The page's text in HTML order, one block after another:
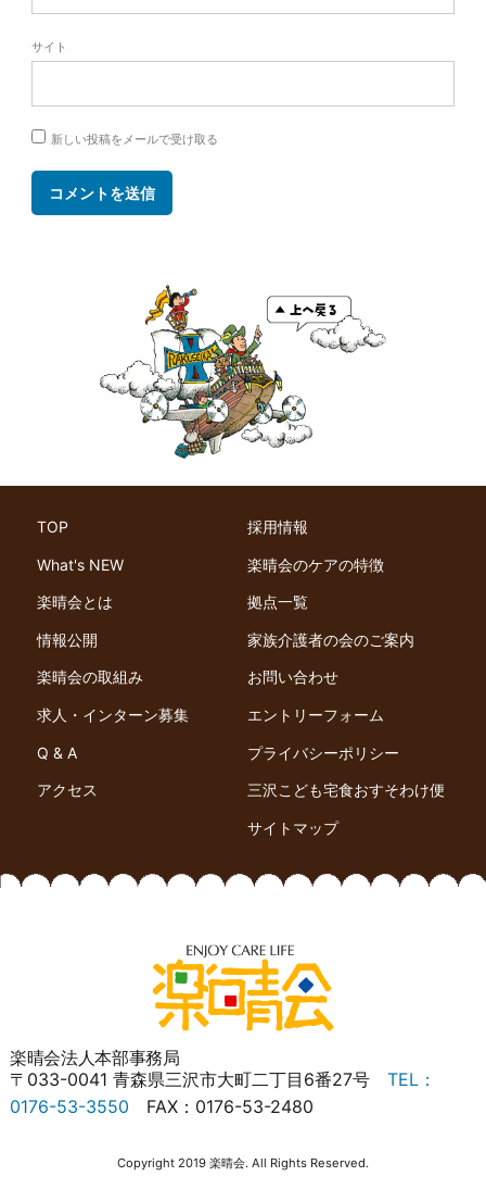
サイト
新しい投稿をメールで受け取る
TOP
What's NEW
楽晴会とは
情報公開
楽晴会の取組み
求人・インターン募集
Q & A
アクセス
採用情報
楽晴会のケアの特徴
拠点一覧
家族介護者の会のご案内
お問い合わせ
エントリーフォーム
プライバシーポリシー
三沢こども宅食おすそわけ便
サイトマップ
楽晴会法人本部事務局
〒033-0041 青森県三沢市大町二丁目6番27号 TEL：
0176-53-3550 FAX：0176-53-2480
Copyright 2019 楽晴会. All Rights Reserved.